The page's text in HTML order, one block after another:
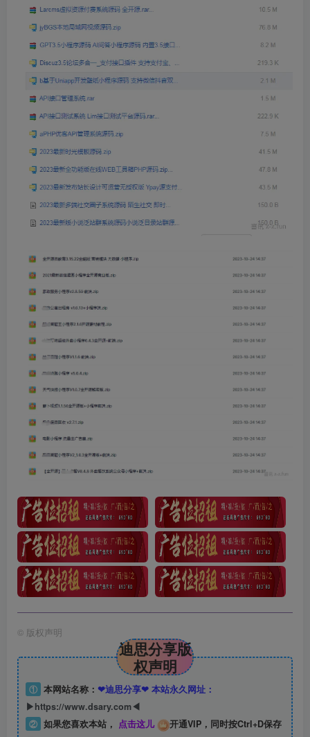
© 版权声明
迪思分享版
权声明
① 本网站名称： ❤迪思分享❤ 本站永久网址：
▶https://www.dsary.com◀
② 如果您喜欢本站， 点击这儿
开通VIP，同时按Ctrl+D保存